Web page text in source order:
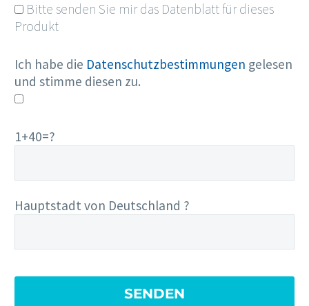
Bitte senden Sie mir das Datenblatt für dieses
Produkt
Ich habe die Datenschutzbestimmungen gelesen
und stimme diesen zu.
1+40=?
Hauptstadt von Deutschland ?